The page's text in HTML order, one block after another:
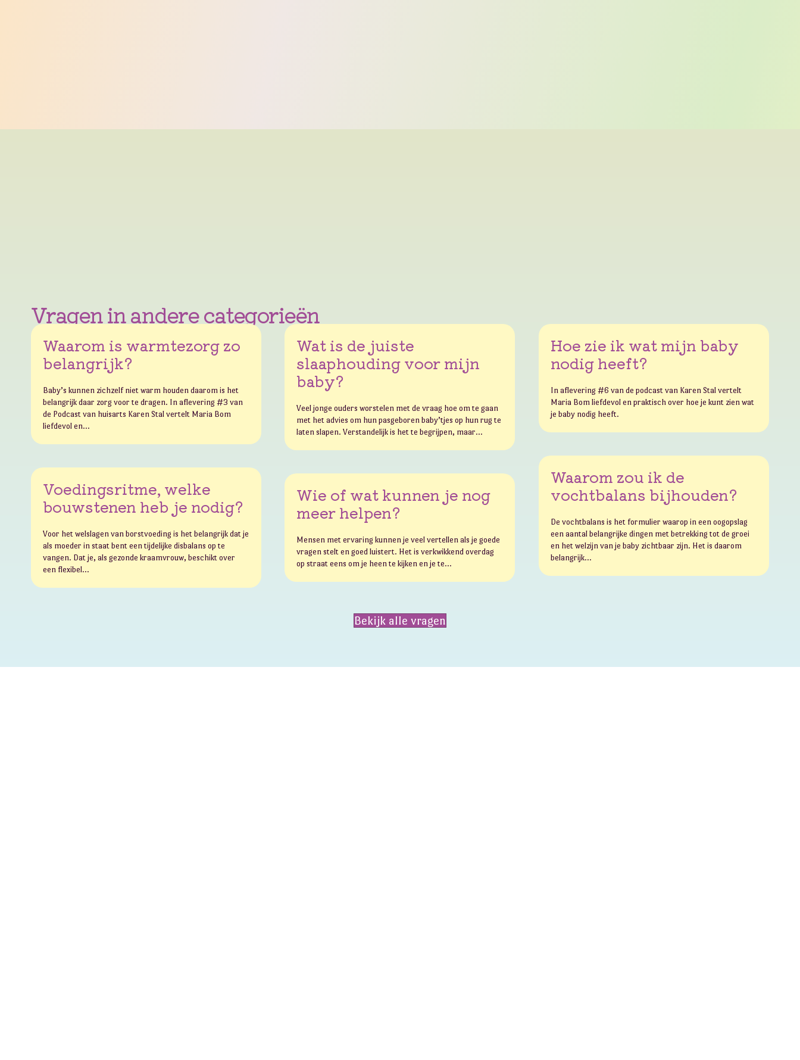
Vragen in andere categorieën
Waarom is warmtezorg zo
belangrijk?
Baby’s kunnen zichzelf niet warm houden daarom is het
belangrijk daar zorg voor te dragen. In aflevering #3 van
de Podcast van huisarts Karen Stal vertelt Maria Bom
liefdevol en…
Wat is de juiste
slaaphouding voor mijn
baby?
Veel jonge ouders worstelen met de vraag hoe om te gaan
met het advies om hun pasgeboren baby’tjes op hun rug te
laten slapen. Verstandelijk is het te begrijpen, maar…
Hoe zie ik wat mijn baby
nodig heeft?
In aflevering #6 van de podcast van Karen Stal vertelt
Maria Bom liefdevol en praktisch over hoe je kunt zien wat
je baby nodig heeft.
Waarom zou ik de
vochtbalans bijhouden?
De vochtbalans is het formulier waarop in een oogopslag
een aantal belangrijke dingen met betrekking tot de groei
en het welzijn van je baby zichtbaar zijn. Het is daarom
belangrijk…
Voedingsritme, welke
bouwstenen heb je nodig?
Voor het welslagen van borstvoeding is het belangrijk dat je
als moeder in staat bent een tijdelijke disbalans op te
vangen. Dat je, als gezonde kraamvrouw, beschikt over
een flexibel…
Wie of wat kunnen je nog
meer helpen?
Mensen met ervaring kunnen je veel vertellen als je goede
vragen stelt en goed luistert. Het is verkwikkend overdag
op straat eens om je heen te kijken en je te…
Bekijk alle vragen